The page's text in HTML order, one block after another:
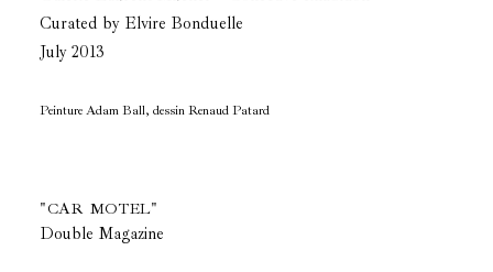
Curated by Elvire Bonduelle
July 2013
Peinture Adam Ball, dessin Renaud Patard
"CAR MOTEL"
Double Magazine